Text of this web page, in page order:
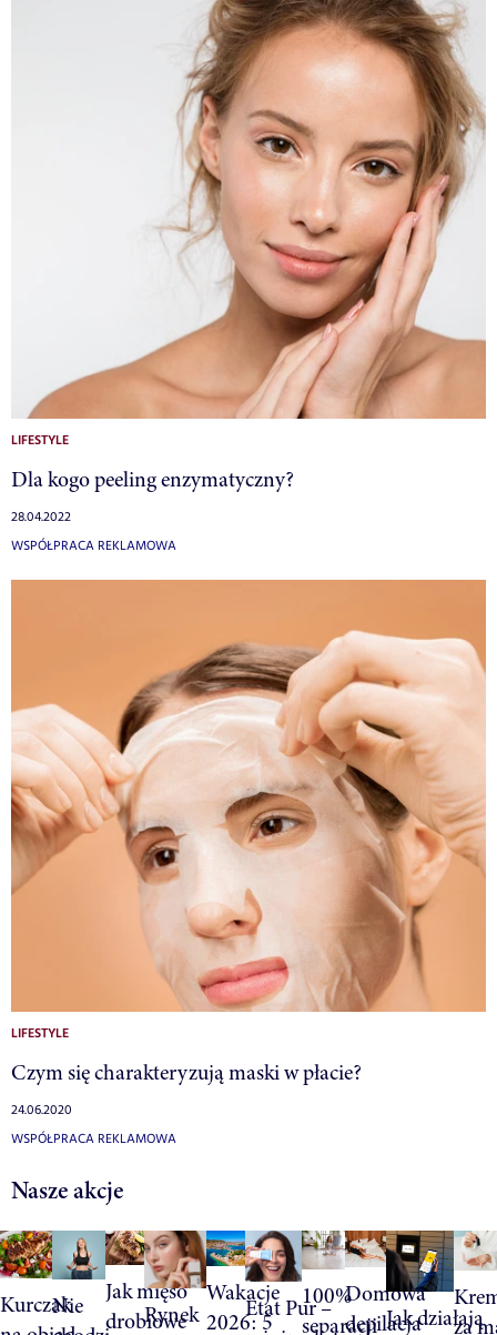
LIFESTYLE
Dla kogo peeling enzymatyczny?
28.04.2022
WSPÓŁPRACA REKLAMOWA
LIFESTYLE
Czym się charakteryzują maski w płacie?
24.06.2020
WSPÓŁPRACA REKLAMOWA
Nasze akcje
Kurczak
Nie
Jak mięso
drobiowe
Rynek
Wakacje
2026: 5Etat Pur –
100%
separacji
Domowa
depilacjaJak działają
za